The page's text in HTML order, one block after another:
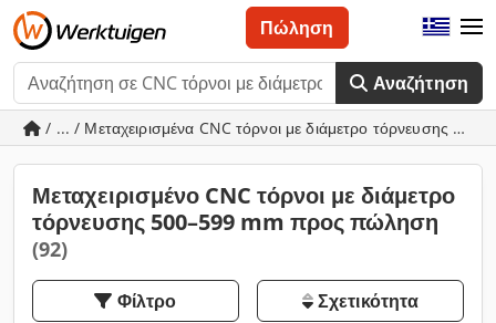
Αναζήτηση
Πώληση
/ ... / Μεταχειρισμένα CNC τόρνοι με διάμετρο τόρνευσης
Μεταχειρισμένο CNC τόρνοι με διάμετρο
τόρνευσης 500–599 mm προς πώληση
(92)
Φίλτρο Σχετικότητα